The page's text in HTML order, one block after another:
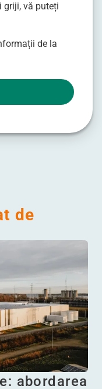
griji, vă puteți
de la
de
abordarea